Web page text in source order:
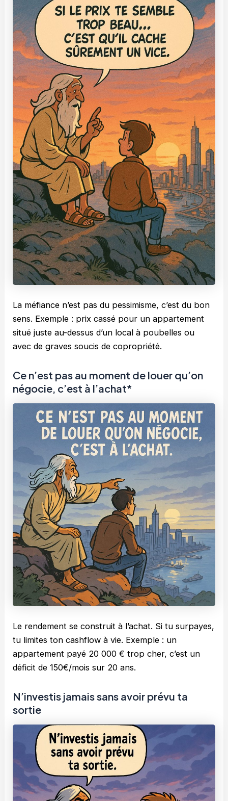
La méfiance n’est pas du pessimisme, c’est du bon
sens. Exemple : prix cassé pour un appartement
situé juste au-dessus d’un local à poubelles ou
avec de graves soucis de copropriété.
Ce n’est pas au moment de louer qu’on
négocie, c’est à l’achat*
Le rendement se construit à l’achat. Si tu surpayes,
tu limites ton cashflow à vie. Exemple : un
appartement payé 20 000 € trop cher, c’est un
déficit de 150€/mois sur 20 ans.
N’investis jamais sans avoir prévu ta
sortie